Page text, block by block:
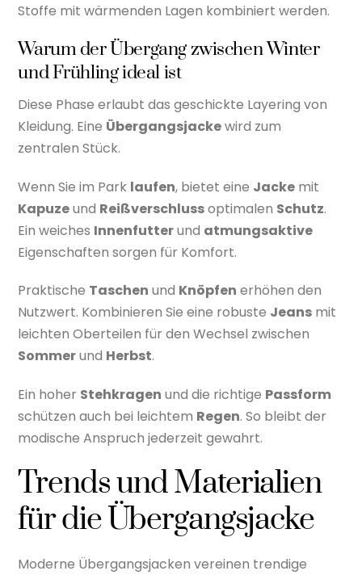
Stoffe mit wärmenden Lagen kombiniert werden.
Warum der Übergang zwischen Winter
und Frühling ideal ist
Diese Phase erlaubt das geschickte Layering von
Kleidung. Eine Übergangsjackewird zum
zentralen Stück.
Wenn Sie im Park laufen, bietet eine Jacke mit
Kapuzeund Reißverschlussoptimalen Schutz.
Ein weiches Innenfutterund atmungsaktive
Eigenschaften sorgen für Komfort.
Praktische Taschen und Knöpfen erhöhen den
Nutzwert. Kombinieren Sie eine robuste Jeans mit
leichten Oberteilen für den Wechsel zwischen
Sommerund Herbst.
Ein hoher Stehkragen und die richtige Passform
schützen auch bei leichtem Regen. So bleibt der
modische Anspruch jederzeit gewahrt.
Trends und Materialien
für die Übergangsjacke
Moderne Übergangsjacken vereinen trendige